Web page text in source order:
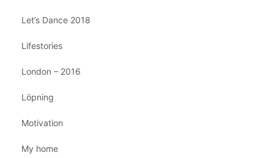
Let’s Dance 2018
Lifestories
London – 2016
Löpning
Motivation
My home